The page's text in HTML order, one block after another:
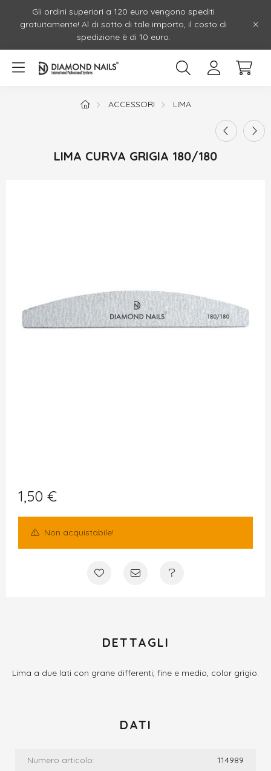
Gli ordini superiori a 120 euro vengono spediti
gratuitamente! Al di sotto di tale importo, il costo di
spedizione è di 10 euro.
ACCESSORI LIMA
LIMA CURVA GRIGIA 180/180
1,50 €
Non acquistabile!
DETTAGLI
Lima a due lati con grane differenti, fine e medio, color grigio.
DATI
Numero articolo: 114989